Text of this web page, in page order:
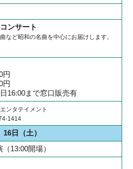
ンサート
など昭和の名曲を中心にお届けします。
円
円
16:00まで窓口販売有
ンタテイメント
1414
16日
（土）
13:00開場）